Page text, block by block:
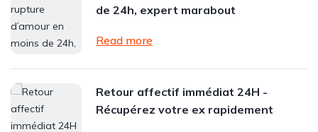
de 24h, expert marabout
Read more
Retour affectif immédiat 24H -
Récupérez votre ex rapidement